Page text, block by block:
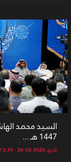
1447 هـ ...
تاريخ: 2026-02-26 - 12:38 صباحاً - قراءات: 258